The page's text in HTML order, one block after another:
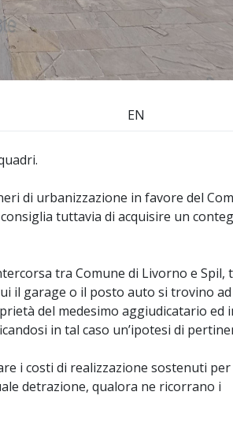
EN
di urbanizzazione in favore del
tuttavia di acquisire un
tra Comune di Livorno e Spil,
il garage o il posto auto si trovino
del medesimo aggiudicatario ed
in tal caso un’ipotesi di
i costi di realizzazione sostenuti per
detrazione, qualora ne ricorrano i